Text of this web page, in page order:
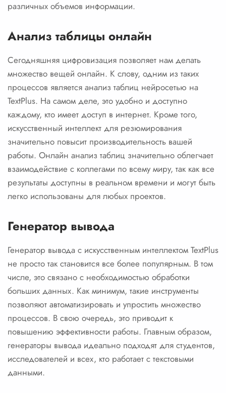
различных объемов информации.
Анализ таблицы онлайн
Сегодняшняя цифровизация позволяет нам делать
множество вещей онлайн. К слову, одним из таких
процессов является анализ таблиц нейросетью на
TextPlus. На самом деле, это удобно и доступно
каждому, кто имеет доступ в интернет. Кроме того,
искусственный интеллект для резюмирования
значительно повысит производительность вашей
работы. Онлайн анализ таблиц значительно облегчает
взаимодействие с коллегами по всему миру, так как все
результаты доступны в реальном времени и могут быть
легко использованы для любых проектов.
Генератор вывода
Генератор вывода с искусственным интеллектом TextPlus
не просто так становится все более популярным. В том
числе, это связано с необходимостью обработки
больших данных. Как минимум, такие инструменты
позволяют автоматизировать и упростить множество
процессов. В свою очередь, это приводит к
повышению эффективности работы. Главным образом,
генераторы вывода идеально подходят для студентов,
исследователей и всех, кто работает с текстовыми
данными.